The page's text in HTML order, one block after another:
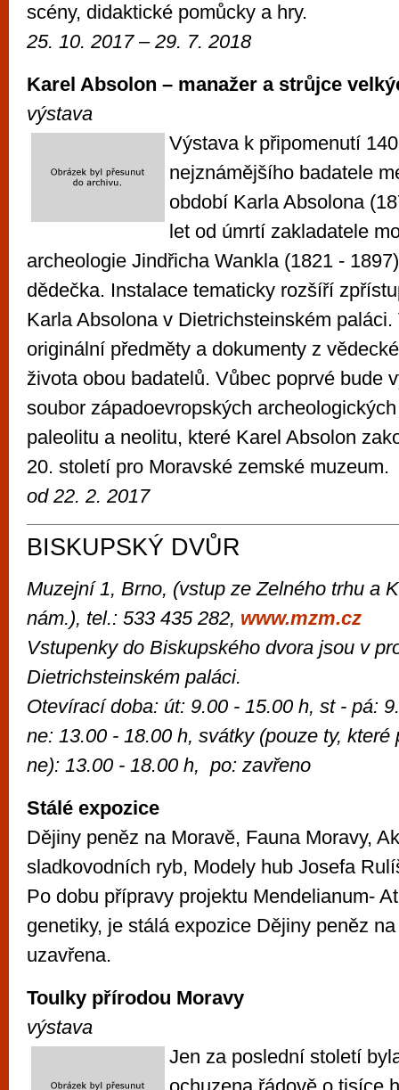
scény, didaktické pomůcky a hry.
25. 10. 2017 – 29. 7. 2018
Karel Absolon – manažer a strůjce
výstava
Výstava k připomenutí
nejznámějšího badatele
období Karla Absolona
let od úmrtí zakladatele
archeologie Jindřicha Wankla (1821 -
dědečka. Instalace tematicky rozšíří
Karla Absolona v Dietrichsteinském
originální předměty a dokumenty z
života obou badatelů. Vůbec poprvé bude
soubor západoevropských
paleolitu a neolitu, které Karel Absolon
20. století pro Moravské zemské muzeum.
od 22. 2. 2017
BISKUPSKÝ DVŮR
Muzejní 1, Brno, (vstup ze Zelného trhu a
nám.), tel.: 533 435 282, www.mzm.cz
Vstupenky do Biskupského dvora jsou v
Dietrichsteinském paláci.
Otevírací doba: út: 9.00 - 15.00 h, st - pá:
ne: 13.00 - 18.00 h, svátky (pouze ty, které
ne): 13.00 - 18.00 h, po: zavřeno
Stálé expozice
Dějiny peněz na Moravě, Fauna Moravy,
sladkovodních ryb, Modely hub Josefa
Po dobu přípravy projektu Mendelianum-
genetiky, je stálá expozice Dějiny peněz
uzavřena.
Toulky přírodou Moravy
výstava
Jen za poslední století